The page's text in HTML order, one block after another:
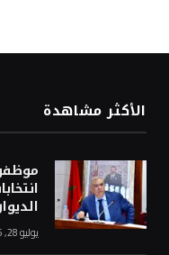
الأكثر مشاهدة
يوليو 28, 2026